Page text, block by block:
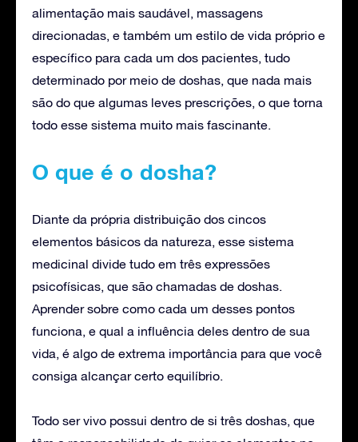
alimentação mais saudável, massagens
direcionadas, e também um estilo de vida próprio e
específico para cada um dos pacientes, tudo
determinado por meio de doshas, que nada mais
são do que algumas leves prescrições, o que torna
todo esse sistema muito mais fascinante.
O que é o dosha?
Diante da própria distribuição dos cincos
elementos básicos da natureza, esse sistema
medicinal divide tudo em três expressões
psicofísicas, que são chamadas de doshas.
Aprender sobre como cada um desses pontos
funciona, e qual a influência deles dentro de sua
vida, é algo de extrema importância para que você
consiga alcançar certo equilíbrio.
Todo ser vivo possui dentro de si três doshas, que